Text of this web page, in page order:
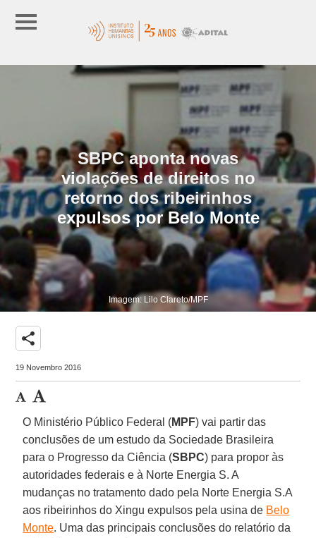
SBPC aponta novas
violações de direitos no
retorno dos ribeirinhos
expulsos por Belo Monte
Imagem: Lilo Clareto/MPF
share
19 Novembro 2016
O Ministério Público Federal (MPF) vai partir das
conclusões de um estudo da Sociedade Brasileira
para o Progresso da Ciência (SBPC) para propor às
autoridades federais e à Norte Energia S. A
mudanças no tratamento dado pela Norte Energia S.A
aos ribeirinhos do Xingu expulsos pela usina de Belo
Monte. Uma das principais conclusões do relatório da